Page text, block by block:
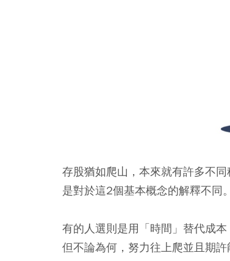
存股猶如爬山，本來就有許多不
是對於這2個基本概念的解釋不同。
有的人選則是用「時間」替代成
但不論為何，努力往上爬並且期許